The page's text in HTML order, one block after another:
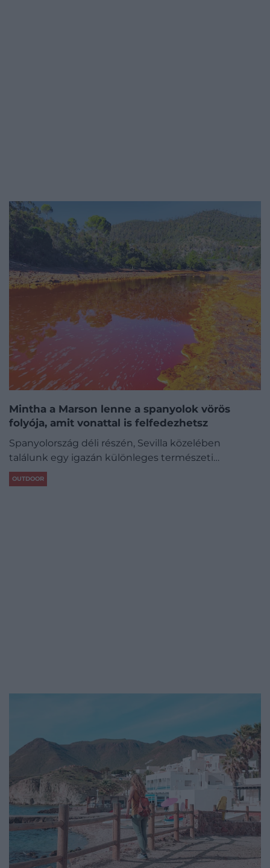
Mintha a Marson lenne a spanyolok vörös
folyója, amit vonattal is felfedezhetsz
Spanyolország déli részén, Sevilla közelében
találunk egy igazán különleges természeti…
OUTDOOR